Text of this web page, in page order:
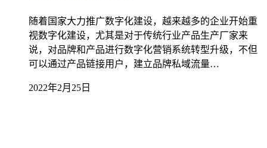
随着国家大力推广数字化建设，越来越多的企业开始重
视数字化建设，尤其是对于传统行业产品生产厂家来
说，对品牌和产品进行数字化营销系统转型升级，不但
可以通过产品链接用户，建立品牌私域流量…
2022年2月25日